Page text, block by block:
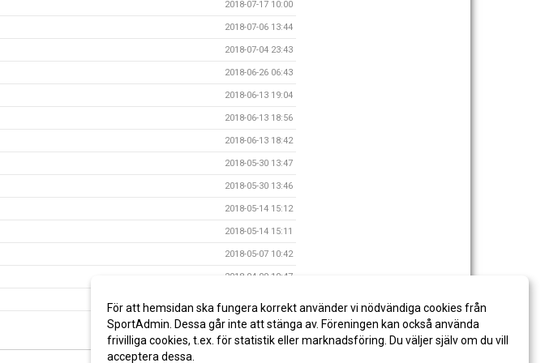
2018-07-17 10:00
2018-07-06 13:44
2018-07-04 23:43
2018-06-26 06:43
2018-06-13 19:04
2018-06-13 18:56
2018-06-13 18:42
2018-05-30 13:47
2018-05-30 13:46
2018-05-14 15:12
2018-05-14 15:11
2018-05-07 10:42
2018-04-09 10:47
2015-09-06 10:13
För att hemsidan ska fungera korrekt använder vi nödvändiga cookies från
SportAdmin. Dessa går inte att stänga av. Föreningen kan också använda
frivilliga cookies, t.ex. för statistik eller marknadsföring. Du väljer själv om du vill
acceptera dessa.